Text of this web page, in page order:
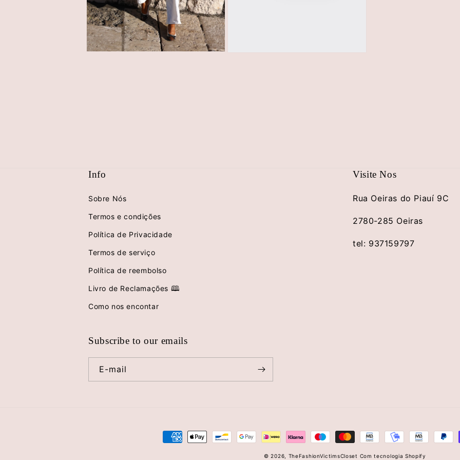
Info
Sobre Nós
Termos e condições
Política de Privacidade
Termos de serviço
Política de reembolso
Livro de Reclamações 🕮
Como nos encontar
Visite Nos
Rua Oeiras do Piauí 9C
2780-285 Oeiras
tel: 937159797
Subscribe to our emails
E-mail
Métodos
© 2026, TheFashionVictimsCloset Com tecnologia Shopify